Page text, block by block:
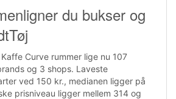
du bukser og
Curve rummer lige nu 107
og 3 shops. Laveste
ved 150 kr., medianen ligger på
prisniveau ligger mellem 314 og